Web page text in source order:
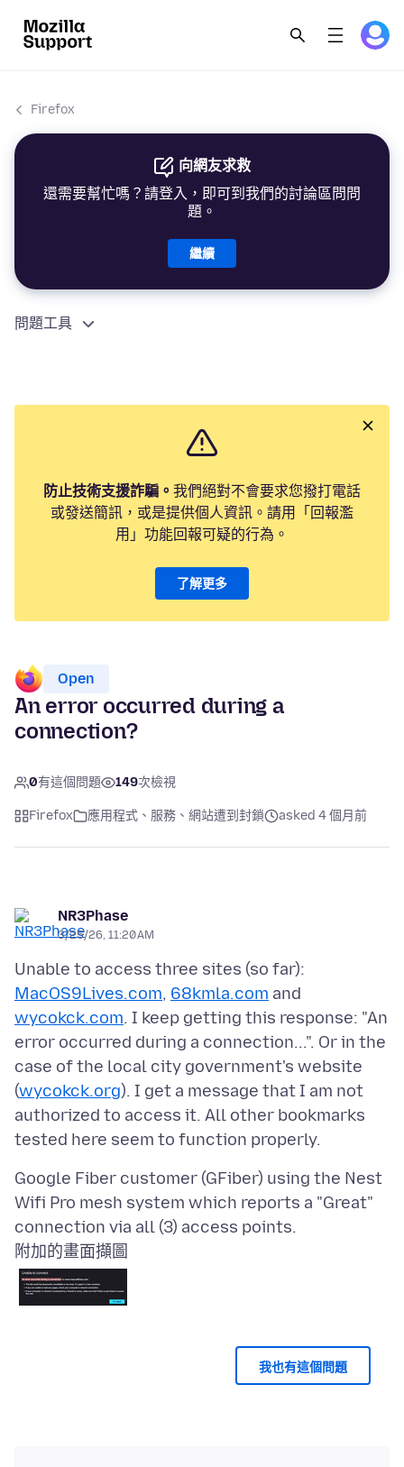
Firefox
向網友求救
還需要幫忙嗎？請登入，即可到我們的討論區問問
題。
繼續
問題工具
防止技術支援詐騙。 我們絕對不會要求您撥打電話
或發送簡訊，或是提供個人資訊。請用「回報濫
用」功能回報可疑的行為。
了解更多
Open
An error occurred during a
connection?
0有這個問題 149次檢視
Firefox 應用程式、服務、網站遭到封鎖 asked 4 個月前
NR3Phase
3/25/26, 11:20 AM
Unable to access three sites (so far):
MacOS9Lives.com, 68kmla.com and
wycokck.com. I keep getting this response: "An
error occurred during a connection...". Or in the
case of the local city government's website
(wycokck.org). I get a message that I am not
authorized to access it. All other bookmarks
Google Fiber customer (GFiber) using the Nest
Wifi Pro mesh system which reports a "Great"
附加的畫面擷圖
我也有這個問題